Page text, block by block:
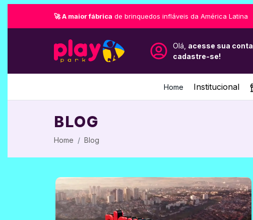
🚀 A maior fábrica de brinquedos infláveis da América Latina
Olá, acesse sua conta
cadastre-se!
Home Institucional
BLOG
Home Blog